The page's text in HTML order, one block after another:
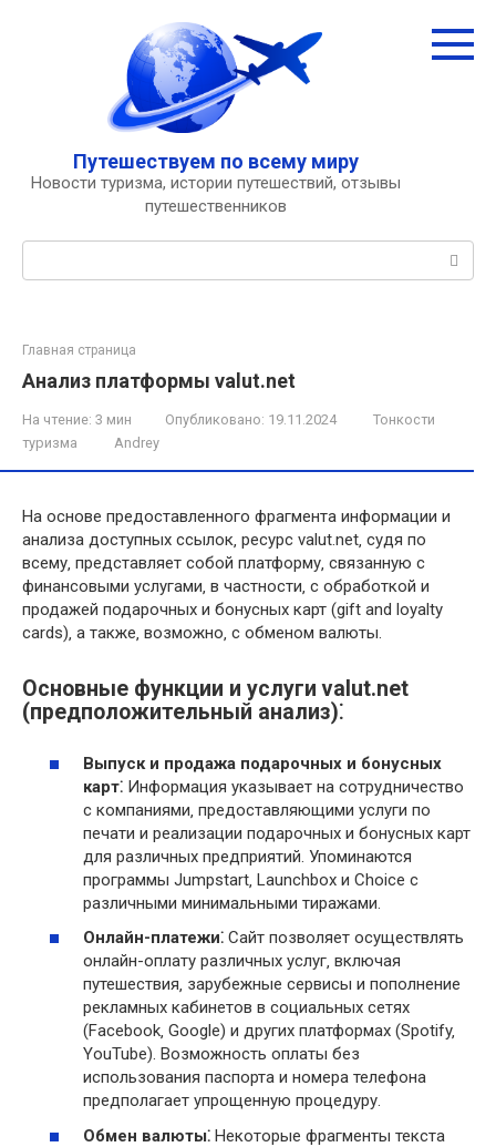
Путешествуем по всему миру
Новости туризма, истории путешествий, отзывы
путешественников
Главная страница
Анализ платформы valut.net
На чтение: 3 мин Опубликовано: 19.11.2024
Тонкости
туризма
Andrey
На основе предоставленного фрагмента информации и
анализа доступных ссылок‚ ресурс valut.net‚ судя по
всему‚ представляет собой платформу‚ связанную с
финансовыми услугами‚ в частности‚ с обработкой и
продажей подарочных и бонусных карт (gift and loyalty
cards)‚ а также‚ возможно‚ с обменом валюты.
Основные функции и услуги valut.net
(предположительный анализ)⁚
Выпуск и продажа подарочных и бонусных
карт⁚ Информация указывает на сотрудничество
с компаниями‚ предоставляющими услуги по
печати и реализации подарочных и бонусных карт
для различных предприятий. Упоминаются
программы Jumpstart‚ Launchbox и Choice с
различными минимальными тиражами.
Онлайн-платежи⁚ Сайт позволяет осуществлять
онлайн-оплату различных услуг‚ включая
путешествия‚ зарубежные сервисы и пополнение
рекламных кабинетов в социальных сетях
(Facebook‚ Google) и других платформах (Spotify‚
YouTube). Возможность оплаты без
использования паспорта и номера телефона
предполагает упрощенную процедуру.
Обмен валюты⁚ Некоторые фрагменты текста